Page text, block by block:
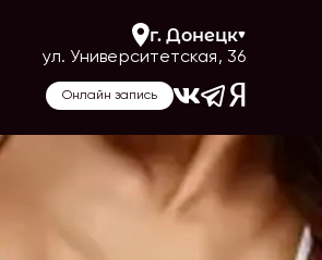
г. Донецк
ул. Университетская, 36
Онлайн запись